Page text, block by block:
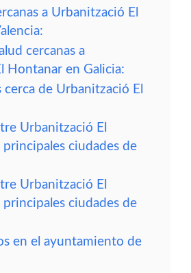
a Urbanització El
cercanas a
Hontanar en Galicia:
de Urbanització El
Urbanització El
principales ciudades de
Urbanització El
principales ciudades de
en el ayuntamiento de